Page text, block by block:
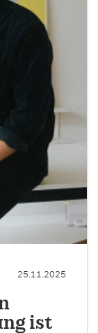
25.11.2025
ist